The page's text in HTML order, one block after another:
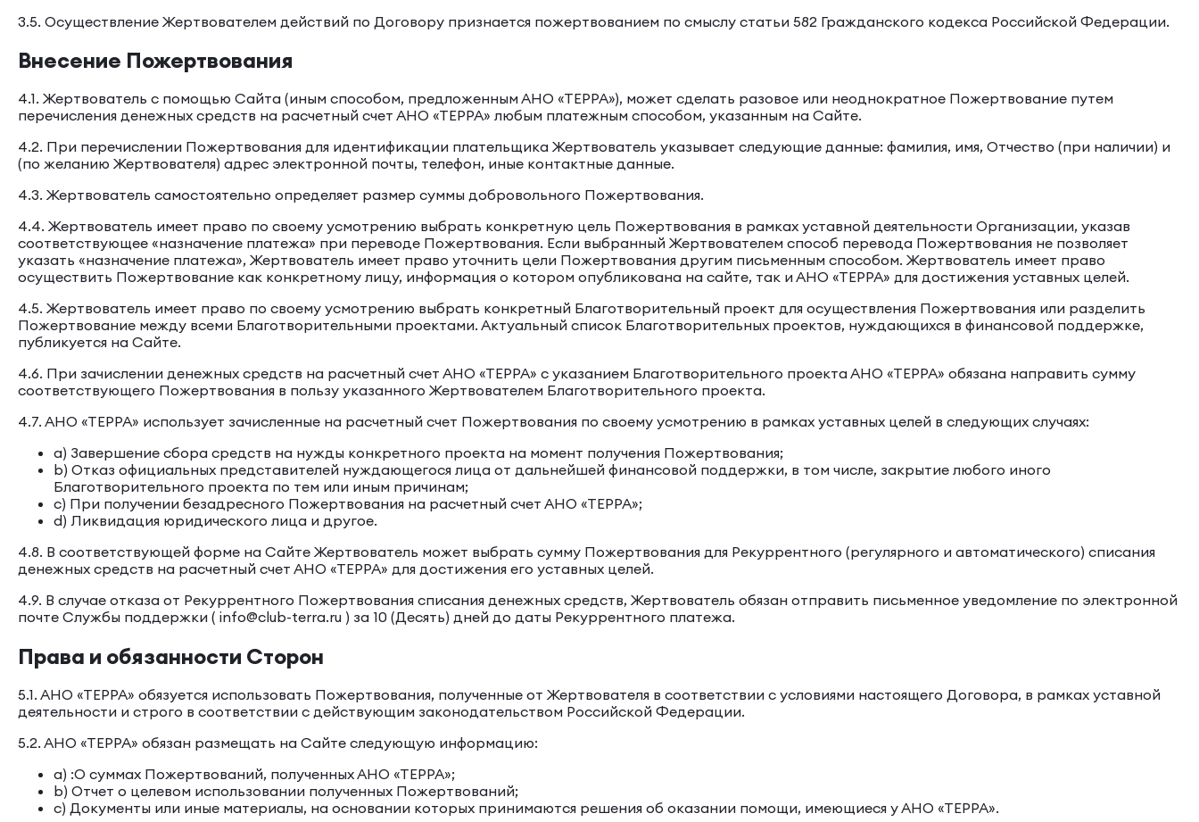
3.5. Осуществление Жертвователем действий по Договору признается пожертвованием по смыслу статьи 582 Гражданского кодекса Российской Федерации.
Внесение Пожертвования
4.1. Жертвователь с помощью Сайта (иным способом, предложенным АНО «ТЕРРА»), может сделать разовое или неоднократное Пожертвование путем
перечисления денежных средств на расчетный счет АНО «ТЕРРА» любым платежным способом, указанным на Сайте.
4.2. При перечислении Пожертвования для идентификации плательщика Жертвователь указывает следующие данные: фамилия, имя, Отчество (при наличии) и
(по желанию Жертвователя) адрес электронной почты, телефон, иные контактные данные.
4.3. Жертвователь самостоятельно определяет размер суммы добровольного Пожертвования.
4.4. Жертвователь имеет право по своему усмотрению выбрать конкретную цель Пожертвования в рамках уставной деятельности Организации, указав
соответствующее «назначение платежа» при переводе Пожертвования. Если выбранный Жертвователем способ перевода Пожертвования не позволяет
указать «назначение платежа», Жертвователь имеет право уточнить цели Пожертвования другим письменным способом. Жертвователь имеет право
осуществить Пожертвование как конкретному лицу, информация о котором опубликована на сайте, так и АНО «ТЕРРА» для достижения уставных целей.
4.5. Жертвователь имеет право по своему усмотрению выбрать конкретный Благотворительный проект для осуществления Пожертвования или разделить
Пожертвование между всеми Благотворительными проектами. Актуальный список Благотворительных проектов, нуждающихся в финансовой поддержке,
публикуется на Сайте.
4.6. При зачислении денежных средств на расчетный счет АНО «ТЕРРА» с указанием Благотворительного проекта АНО «ТЕРРА» обязана направить сумму
соответствующего Пожертвования в пользу указанного Жертвователем Благотворительного проекта.
4.7. АНО «ТЕРРА» использует зачисленные на расчетный счет Пожертвования по своему усмотрению в рамках уставных целей в следующих случаях:
a) Завершение сбора средств на нужды конкретного проекта на момент получения Пожертвования;
b) Отказ официальных представителей нуждающегося лица от дальнейшей финансовой поддержки, в том числе, закрытие любого иного
Благотворительного проекта по тем или иным причинам;
c) При получении безадресного Пожертвования на расчетный счет АНО «ТЕРРА»;
d) Ликвидация юридического лица и другое.
4.8. В соответствующей форме на Сайте Жертвователь может выбрать сумму Пожертвования для Рекуррентного (регулярного и автоматического) списания
денежных средств на расчетный счет АНО «ТЕРРА» для достижения его уставных целей.
4.9. В случае отказа от Рекуррентного Пожертвования списания денежных средств, Жертвователь обязан отправить письменное уведомление по электронной
почте Службы поддержки ( info@club-terra.ru ) за 10 (Десять) дней до даты Рекуррентного платежа.
Права и обязанности Сторон
5.1. АНО «ТЕРРА» обязуется использовать Пожертвования, полученные от Жертвователя в соответствии с условиями настоящего Договора, в рамках уставной
деятельности и строго в соответствии с действующим законодательством Российской Федерации.
5.2. АНО «ТЕРРА» обязан размещать на Сайте следующую информацию:
a) :О суммах Пожертвований, полученных АНО «ТЕРРА»;
b) Отчет о целевом использовании полученных Пожертвований;
c) Документы или иные материалы, на основании которых принимаются решения об оказании помощи, имеющиеся у АНО «ТЕРРА».